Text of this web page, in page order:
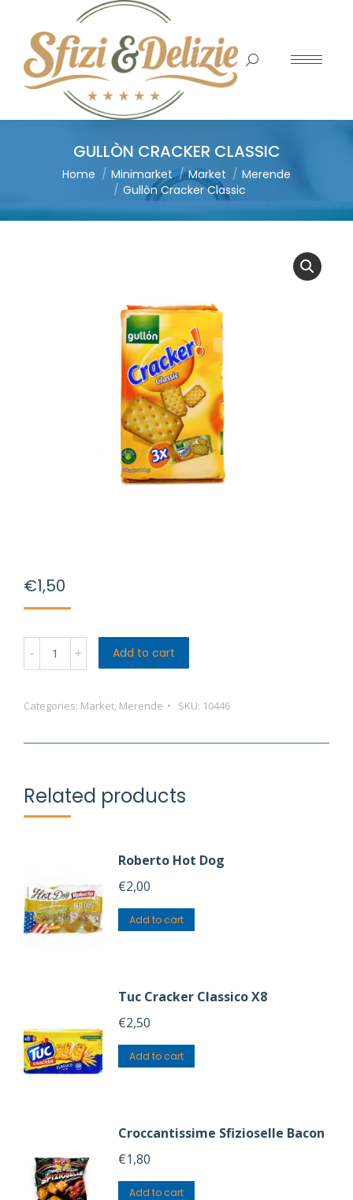
Search:
GULLÒN CRACKER CLASSIC
You are here:
Home Minimarket Market
Merende
Gullòn Cracker Classic
€1,50
Gullòn
Cracker
quantity
Add to cart
Categories: Market, Merende SKU: 10446
Related products
Roberto Hot Dog
€2,00
Add to cart
Tuc Cracker Classico X8
€2,50
Add to cart
Croccantissime Sfizioselle Bacon
€1,80
Add to cart